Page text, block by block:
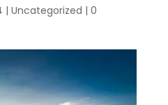
| Uncategorized | 0